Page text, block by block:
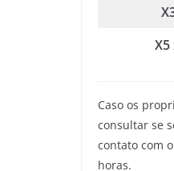
Caso os
consultar se
contato com
horas.